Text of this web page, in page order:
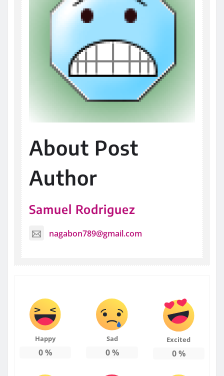
About Post
Author
Samuel Rodriguez
nagabon789@gmail.com
Happy
0%
Sad
0%
Excited
0%